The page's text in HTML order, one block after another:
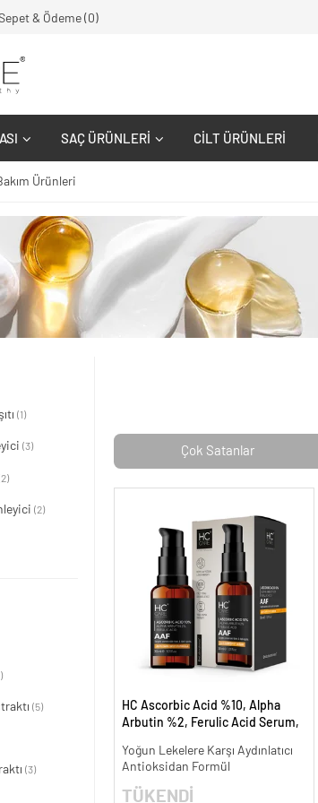
& Ödeme ( 0)
SAÇ ÜRÜNLERI CILT ÜRÜNLERI
Ürünleri
(1)
(3)
(2)
(5)
(3)
Çok Satanlar
HC Ascorbic Acid %10, Alpha
Arbutin %2, Ferulic Acid Serum,
ml.
Yoğun Lekelere Karşı Aydınlatıcı
Antioksidan Formül
TÜKENDİ